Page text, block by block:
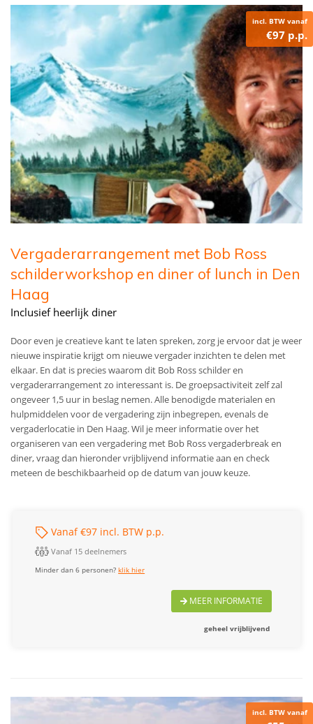
incl. BTW vanaf
€97 p.p.
Vergaderarrangement met Bob Ross
schilderworkshop en diner of lunch in Den
Haag
Inclusief heerlijk diner
Door even je creatieve kant te laten spreken, zorg je ervoor dat je weer
nieuwe inspiratie krijgt om nieuwe vergader inzichten te delen met
elkaar. En dat is precies waarom dit Bob Ross schilder en
vergaderarrangement zo interessant is. De groepsactiviteit zelf zal
ongeveer 1,5 uur in beslag nemen. Alle benodigde materialen en
hulpmiddelen voor de vergadering zijn inbegrepen, evenals de
vergaderlocatie in Den Haag. Wil je meer informatie over het
organiseren van een vergadering met Bob Ross vergaderbreak en
diner, vraag dan hieronder vrijblijvend informatie aan en check
meteen de beschikbaarheid op de datum van jouw keuze.
Vanaf €97 incl. BTW p.p.
Vanaf 15 deelnemers
Minder dan 6 personen?klik hier
MEER INFORMATIE
geheel vrijblijvend
incl. BTW vanaf